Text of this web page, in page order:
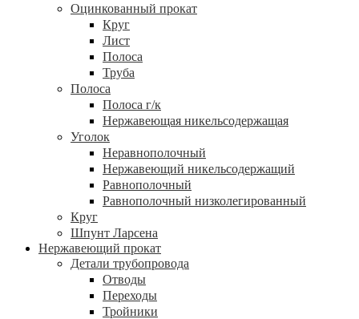
Оцинкованный прокат
Круг
Лист
Полоса
Труба
Полоса
Полоса г/к
Нержавеющая никельсодержащая
Уголок
Неравнополочный
Нержавеющий никельсодержащий
Равнополочный
Равнополочный низколегированный
Круг
Шпунт Ларсена
Нержавеющий прокат
Детали трубопровода
Отводы
Переходы
Тройники